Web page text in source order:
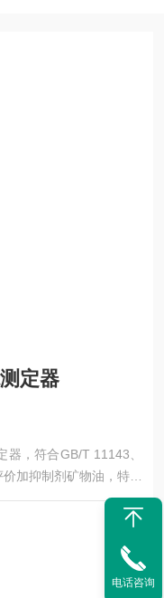
定器
，符合GB/T 11143、
加抑制剂矿物油，特别
锈能力，还适用于液压
电话咨询